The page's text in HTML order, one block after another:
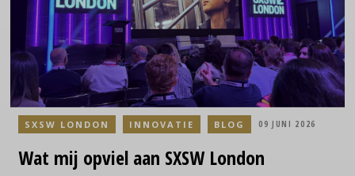
Wat mij opviel aan SXSW London
SXSW LONDON INNOVATIE BLOG 09 JUNI 2026